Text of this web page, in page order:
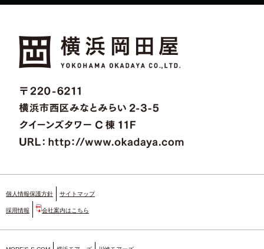
個人情報保護方針 サイトマップ
採用情報 会社案内はこちら